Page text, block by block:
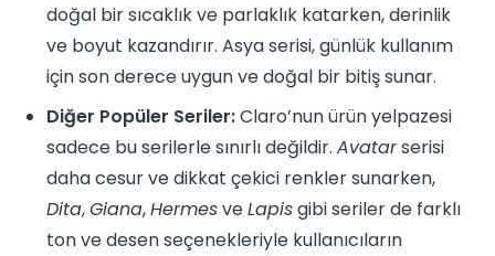
doğal bir sıcaklık ve parlaklık katarken, derinlik
ve boyut kazandırır. Asya serisi, günlük kullanım
için son derece uygun ve doğal bir bitiş sunar.
Diğer Popüler Seriler:Claro’nun ürün yelpazesi
sadece bu serilerle sınırlı değildir. Avatarserisi
daha cesur ve dikkat çekici renkler sunarken,
Dita,Giana,HermesveLapisgibi seriler de farklı
ton ve desen seçenekleriyle kullanıcıların